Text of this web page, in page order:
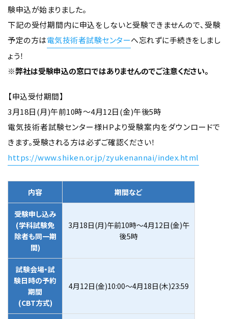
験申込が始まりました。
下記の受付期間内に申込をしないと受験できませんので、受験
予定の方は電気技術者試験センターへ忘れずに手続きをしまし
ょう！
※弊社は受験申込の窓口ではありませんのでご注意ください。
【申込受付期間】
3月18日(月)午前10時～4月12日(金)午後5時
電気技術者試験センター様HPより受験案内をダウンロードで
きます。受験される方は必ずご確認ください！
https://www.shiken.or.jp/zyukenannai/index.html
内容 期間など
受験申し込み
(学科試験免
除者も同一期
間)
3月18日(月)午前10時～4月12日(金)午
後5時
試験会場・試
験日時の予約
期間
(CBT方式)
4月12日(金)10:00～4月18日(木)23:59